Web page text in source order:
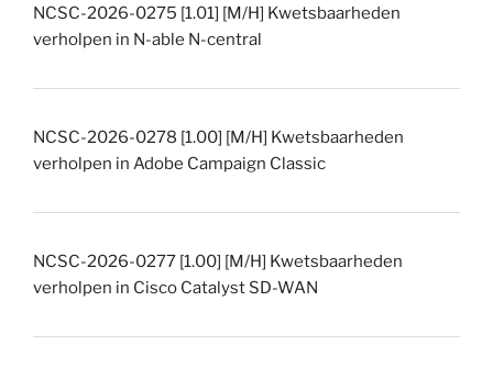
NCSC-2026-0275 [1.01] [M/H] Kwetsbaarheden
verholpen in N-able N-central
NCSC-2026-0278 [1.00] [M/H] Kwetsbaarheden
verholpen in Adobe Campaign Classic
NCSC-2026-0277 [1.00] [M/H] Kwetsbaarheden
verholpen in Cisco Catalyst SD-WAN